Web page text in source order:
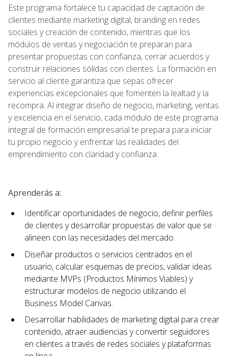
Este programa fortalece tu capacidad de captación de
clientes mediante marketing digital, branding en redes
sociales y creación de contenido, mientras que los
módulos de ventas y negociación te preparan para
presentar propuestas con confianza, cerrar acuerdos y
construir relaciones sólidas con clientes. La formación en
servicio al cliente garantiza que sepas ofrecer
experiencias excepcionales que fomenten la lealtad y la
recompra. Al integrar diseño de negocio, marketing, ventas
y excelencia en el servicio, cada módulo de este programa
integral de formación empresarial te prepara para iniciar
tu propio negocio y enfrentar las realidades del
emprendimiento con claridad y confianza.
Aprenderás a:
Identificar oportunidades de negocio, definir perfiles
de clientes y desarrollar propuestas de valor que se
alineen con las necesidades del mercado.
Diseñar productos o servicios centrados en el
usuario, calcular esquemas de precios, validar ideas
mediante MVPs (Productos Mínimos Viables) y
estructurar modelos de negocio utilizando el
Business Model Canvas.
Desarrollar habilidades de marketing digital para crear
contenido, atraer audiencias y convertir seguidores
en clientes a través de redes sociales y plataformas